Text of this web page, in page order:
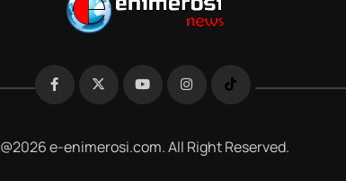
@2026 e-enimerosi.com. All Right Reserved.